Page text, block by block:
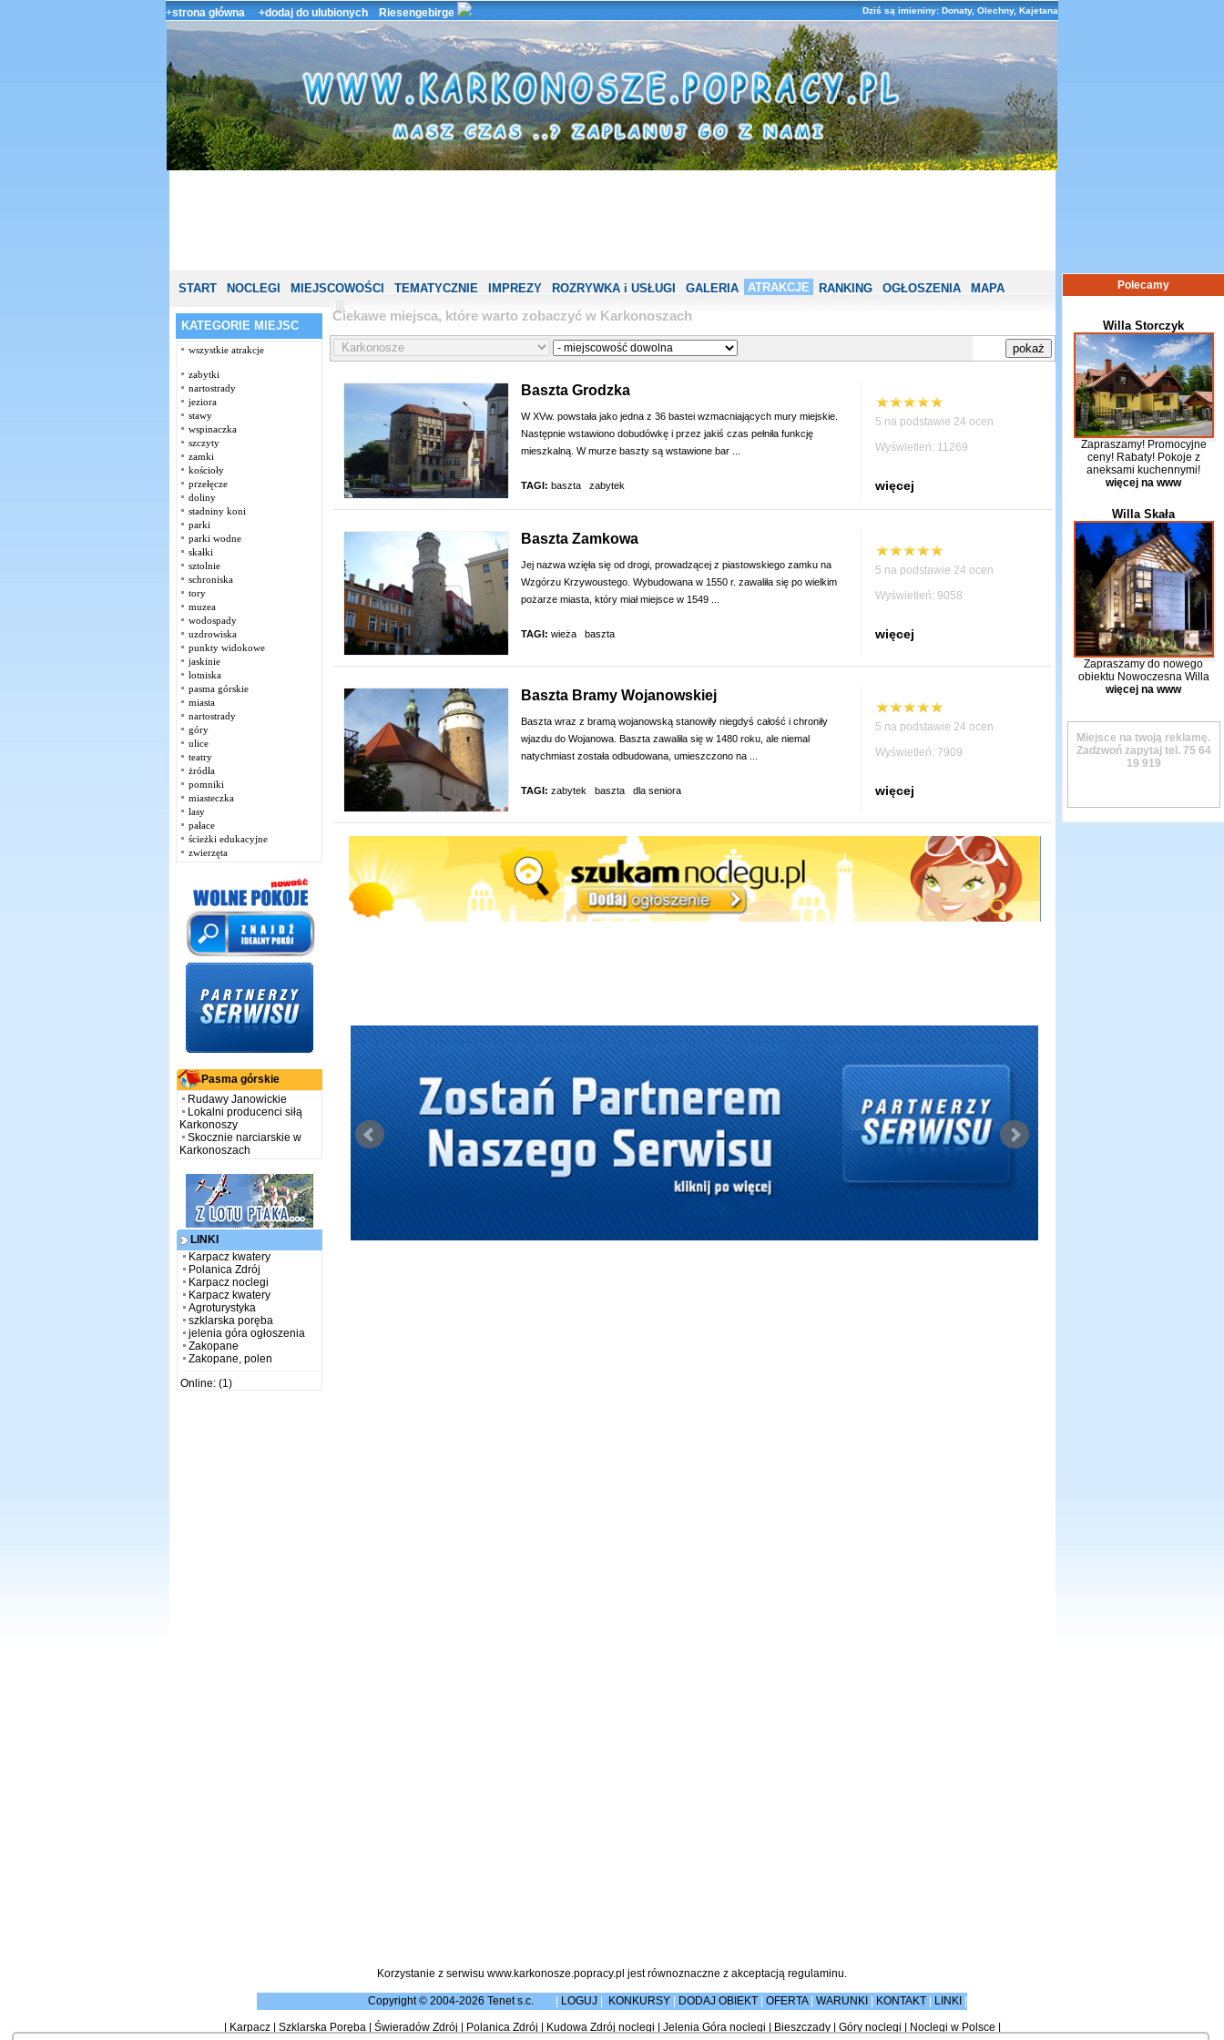
+strona główna +dodaj do ulubionych Riesengebirge Dziś są imieniny: Donaty, Olechny, Kajetana
START NOCLEGI MIEJSCOWOŚCI TEMATYCZNIE IMPREZY ROZRYWKA i USŁUGI GALERIA ATRAKCJE RANKING OGŁOSZENIA MAPA
KATEGORIE MIEJSC
wszystkie atrakcje
zabytki
nartostrady
jeziora
stawy
wspinaczka
szczyty
zamki
kościoły
przełęcze
doliny
stadniny koni
parki
parki wodne
skałki
sztolnie
schroniska
tory
muzea
wodospady
uzdrowiska
punkty widokowe
jaskinie
lotniska
pasma górskie
miasta
nartostrady
góry
ulice
teatry
żródła
pomniki
miasteczka
lasy
pałace
ścieżki edukacyjne
zwierzęta
Pasma górskie
Rudawy Janowickie
Lokalni producenci siłą
Karkonoszy
Skocznie narciarskie w
Karkonoszach
LINKI
Karpacz kwatery
Polanica Zdrój
Karpacz noclegi
Karpacz kwatery
Agroturystyka
szklarska poręba
jelenia góra ogłoszenia
Zakopane
Zakopane, polen
Online: (1)
Ciekawe miejsca, które warto zobaczyć w Karkonoszach
Baszta Grodzka
W XVw. powstała jako jedna z 36 bastei wzmacniających mury miejskie.
Następnie wstawiono dobudówkę i przez jakiś czas pełniła funkcję
mieszkalną. W murze baszty są wstawione bar ...
TAGI: baszta zabytek
5 na podstawie 24 ocen
Wyświetleń: 11269
więcej
Baszta Zamkowa
Jej nazwa wzięła się od drogi, prowadzącej z piastowskiego zamku na
Wzgórzu Krzywoustego. Wybudowana w 1550 r. zawaliła się po wielkim
pożarze miasta, który miał miejsce w 1549 ...
TAGI: wieża baszta
5 na podstawie 24 ocen
Wyświetleń: 9058
więcej
Baszta Bramy Wojanowskiej
Baszta wraz z bramą wojanowską stanowiły niegdyś całość i chroniły
wjazdu do Wojanowa. Baszta zawaliła się w 1480 roku, ale niemal
natychmiast została odbudowana, umieszczono na ...
TAGI: zabytek baszta dla seniora
5 na podstawie 24 ocen
Wyświetleń: 7909
więcej
Polecamy
Willa Storczyk
Zapraszamy! Promocyjne
ceny! Rabaty! Pokoje z
aneksami kuchennymi!
więcej na www
Willa Skała
Zapraszamy do nowego
obiektu Nowoczesna Willa
więcej na www
Miejsce na twoją reklamę.
Zadzwoń zapytaj tel. 75 64
19 919
Korzystanie z serwisu www.karkonosze.popracy.pl jest równoznaczne z akceptacją regulaminu.
Copyright © 2004-2026 Tenet s.c. LOGUJ KONKURSY DODAJ OBIEKT OFERTA| WARUNKI KONTAKT LINKI
Karpacz| Szklarska Poręba| Świeradów Zdrój Polanica Zdrój Kudowa Zdrój noclegi Jelenia Góra noclegi Bieszczady| Góry noclegi Noclegi w Polsce